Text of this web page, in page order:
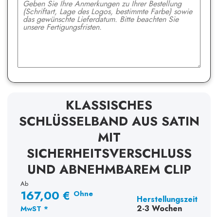
KLASSISCHES
SCHLÜSSELBAND AUS SATIN
MIT
SICHERHEITSVERSCHLUSS
UND ABNEHMBAREM CLIP
Ab
167,00 € Ohne
MwST *
Herstellungszeit
2-3 Wochen